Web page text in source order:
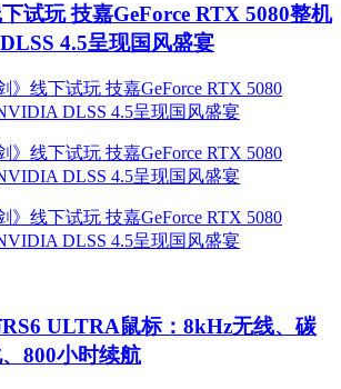
下试玩 技嘉GeForce RTX 5080整机
4.5呈现国风盛宴
ULTRA鼠标：8kHz无线、碳
800小时续航